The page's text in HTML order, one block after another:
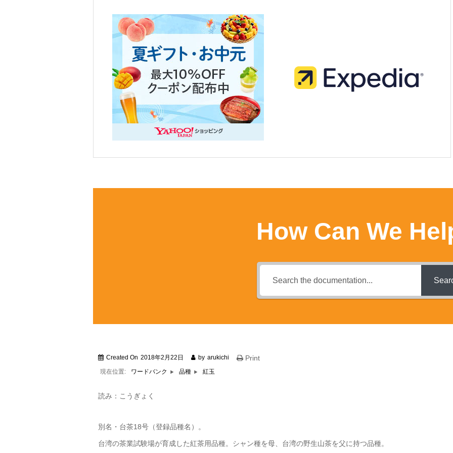
How Can We
Created On 2018年2月22日 by arukichi Print
現在位置: ワードバンク 品種 紅玉
読み：こうぎょく
別名・台茶18号（登録品種名）。
台湾の茶業試験場が育成した紅茶用品種。シャン種を母、台湾の野生山茶を父に持つ品種。